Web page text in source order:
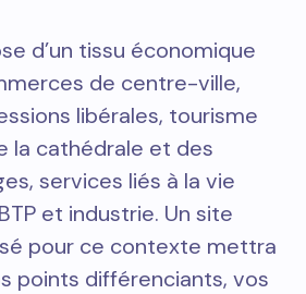
d’un tissu économique
de centre-ville,
libérales, tourisme
la cathédrale et des
services liés à la vie
et industrie. Un site
pour ce contexte mettra
points différenciants, vos